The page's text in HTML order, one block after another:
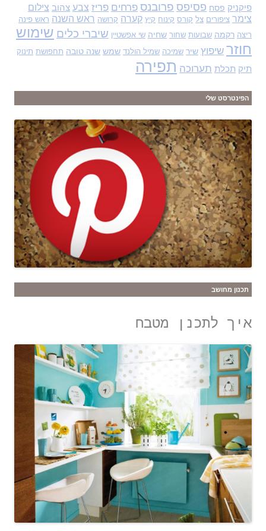
פיקניק פסח פסיפס פרובנס פרחים פריז צבע צהוב צילום
צימר ציפורים צל קורס קינוח קיץ קערה קרושה ראש השנה ראש פינה
ריצה רקמה שבועות שחור שחיה שי אפשטיין שיברי כלים שימוש
חוזר שיפוץ שיר שמיכה שמיל הולנד שמש שנה טובה תחפושת תינוק
תיק תכלת תערוכה תפירה
הפינטרסט שלי
תכנון מחושב
איך לתכנן מטבח